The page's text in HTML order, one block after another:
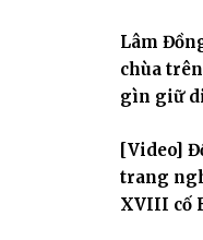
Lâm
chùa
gìn giữ
[Video]
trang
XVIII cố